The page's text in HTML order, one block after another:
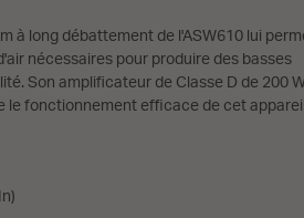
à long débattement de l'ASW610 lui
nécessaires pour produire des basses
Son amplificateur de Classe D de 200
le fonctionnement efficace de cet appareil